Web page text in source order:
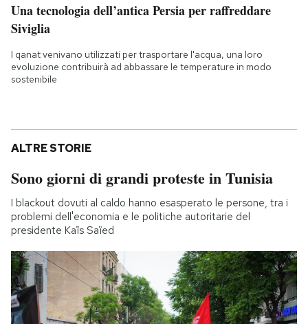
Una tecnologia dell’antica Persia per raffreddare
Siviglia
I qanat venivano utilizzati per trasportare l'acqua, una loro
evoluzione contribuirà ad abbassare le temperature in modo
sostenibile
ALTRE STORIE
Sono giorni di grandi proteste in Tunisia
I blackout dovuti al caldo hanno esasperato le persone, tra i
problemi dell'economia e le politiche autoritarie del
presidente Kaïs Saïed